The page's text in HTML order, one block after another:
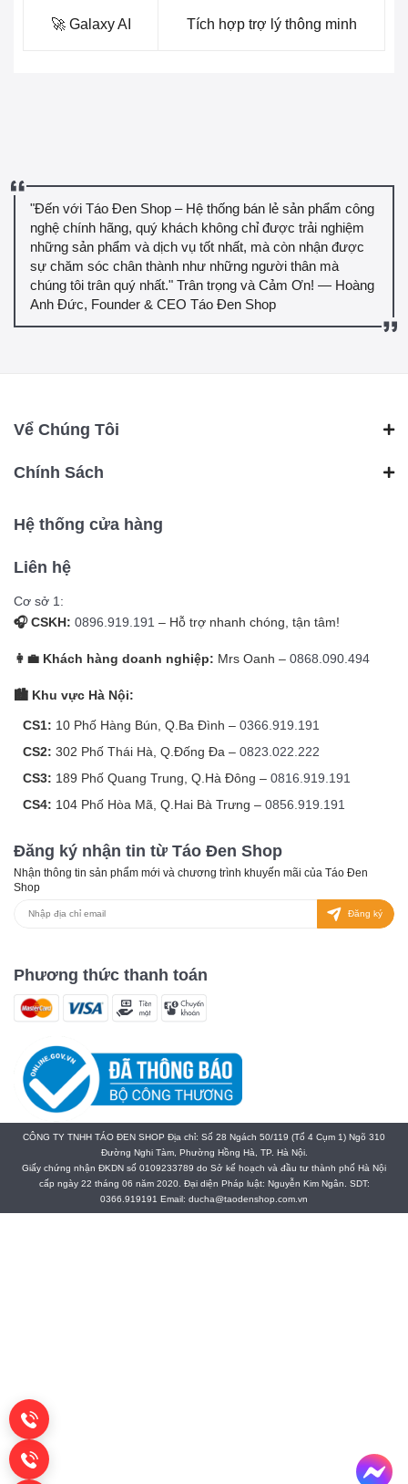
🚀 Galaxy AI Tích hợp trợ lý thông minh
"Đến với Táo Đen Shop – Hệ thống bán lẻ sản phẩm công
nghệ chính hãng, quý khách không chỉ được trải nghiệm
những sản phẩm và dịch vụ tốt nhất, mà còn nhận được
sự chăm sóc chân thành như những người thân mà
chúng tôi trân quý nhất." Trân trọng và Cảm Ơn! — Hoàng
Anh Đức, Founder & CEO Táo Đen Shop
Vể Chúng Tôi
Chính Sách
Hệ thống cửa hàng
Liên hệ
Cơ sở 1:
🎧 CSKH: 0896.919.191 – Hỗ trợ nhanh chóng, tận tâm!
👩‍💼 Khách hàng doanh nghiệp: Mrs Oanh – 0868.090.494
🏙️ Khu vực Hà Nội:
CS1: 10 Phố Hàng Bún, Q.Ba Đình – 0366.919.191
CS2: 302 Phố Thái Hà, Q.Đống Đa – 0823.022.222
CS3: 189 Phố Quang Trung, Q.Hà Đông – 0816.919.191
CS4: 104 Phố Hòa Mã, Q.Hai Bà Trưng – 0856.919.191
Đăng ký nhận tin từ Táo Đen Shop
Nhận thông tin sản phẩm mới và chương trình khuyến mãi của Táo Đen
Shop
Đăng ký
Phương thức thanh toán
CÔNG TY TNHH TÁO ĐEN SHOP Địa chỉ: Số 28 Ngách 50/119 (Tổ 4 Cụm 1) Ngõ 310
Đường Nghi Tàm, Phường Hồng Hà, TP. Hà Nội.
Giấy chứng nhận ĐKDN số 0109233789 do Sở kế hoạch và đầu tư thành phố Hà Nội
cấp ngày 22 tháng 06 năm 2020. Đại diện Pháp luật: Nguyễn Kim Ngân. SDT:
0366.919191 Email: ducha@taodenshop.com.vn